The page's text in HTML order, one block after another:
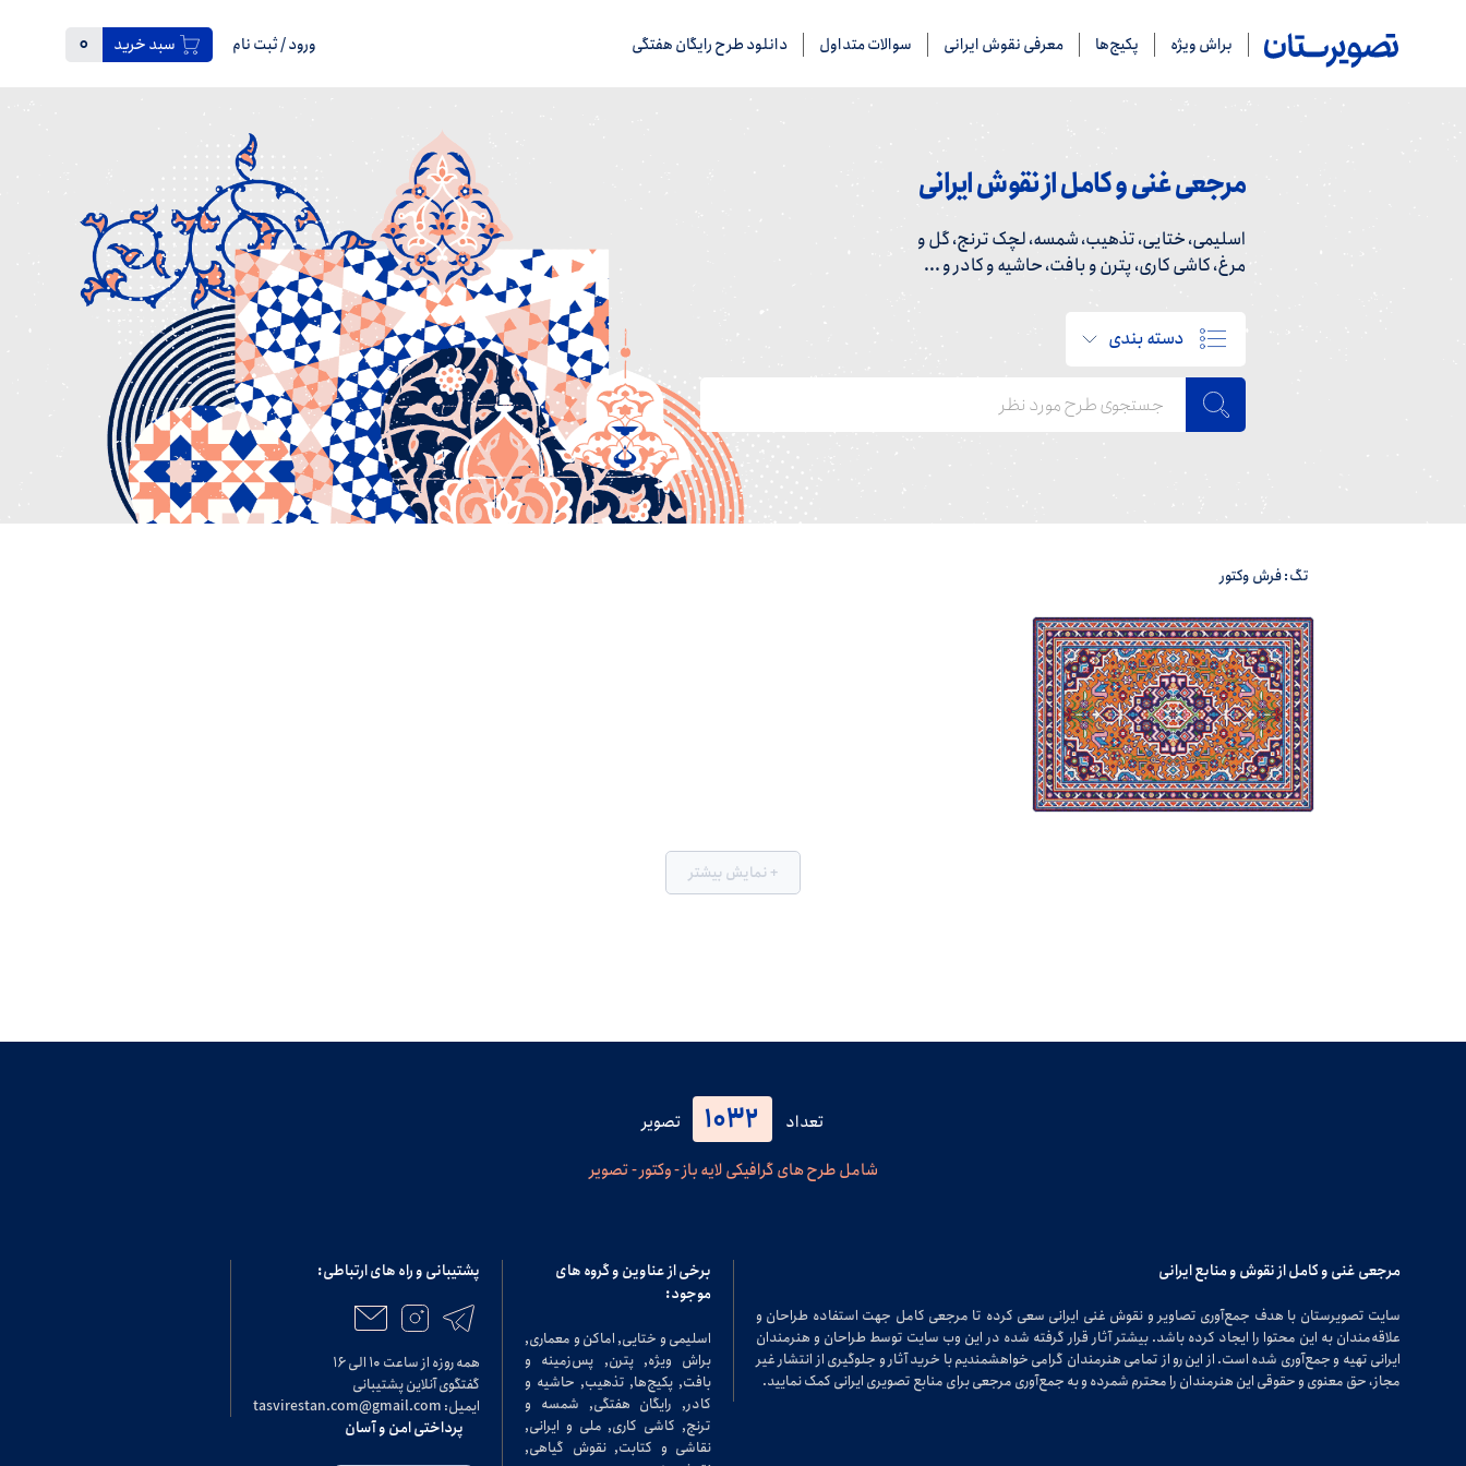
براش ویژه پکیج‌ها معرفی نقوش ایرانی سوالات متداول دانلود طرح رایگان هفتگی سبد خرید 0 ورود/ثبت نام
مرجعی غنی و کامل از نقوش ایرانی
اسلیمی، ختایی، تذهیب، شمسه، لچک ترنج، گل و
مرغ، کاشی کاری، پترن و بافت، حاشیه و کادر و ...
دسته بندی
تگ: فرش وکتور
+ نمایش بیشتر
تعداد 1032
تصویر
شامل طرح های گرافیکی لایه باز - وکتور - تصویر
مرجعی غنی و کامل از نقوش و منابع ایرانی
سایت تصویرستان با هدف جمع‌آوری تصاویر و نقوش غنی ایرانی سعی کرده تا مرجعی کامل جهت استفاده طراحان و
علاقه‌مندان به این محتوا را ایجاد کرده باشد. بیشتر آثار قرار گرفته شده در این وب سایت توسط طراحان و هنرمندان
ایرانی تهیه و جمع‌آوری شده است. از این رو از تمامی هنرمندان گرامی خواهشمندیم با خرید آثار و جلوگیری از انتشار غیر
مجاز، حق معنوی و حقوقی این هنرمندان را محترم شمرده و به جمع‌آوری مرجعی برای منابع تصویری ایرانی کمک نمایید.
برخی از عناوین و گروه های
موجود:
اسلیمی و ختایی, اماکن و معماری,
براش ویژه, پترن, پس‌زمینه و
بافت, پکیج‌ها, تذهیب, حاشیه و
کادر, رایگان هفتگی, شمسه و
ترنج, کاشی کاری, ملی و ایرانی,
نقاشی و کتابت, نقوش گیاهی,
پشتیبانی و راه های ارتباطی:
همه روزه از ساعت ۱۰ الی ۱۶
گفتگوی آنلاین پشتیبانی
ایمیل: tasvirestan.com@gmail.com
پرداختی امن و آسان